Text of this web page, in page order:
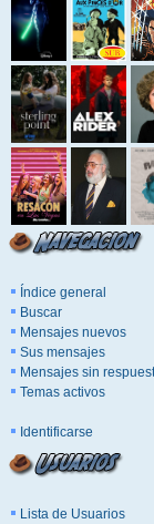
Índice general
Buscar
Mensajes nuevos
Sus mensajes
Mensajes sin
Temas activos
Identificarse
Lista de Usuarios